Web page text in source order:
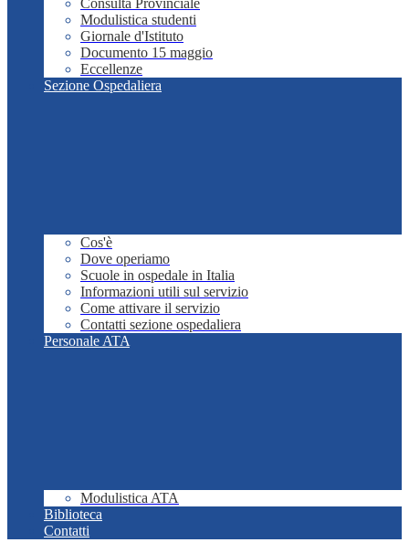
Consulta Provinciale
Modulistica studenti
Giornale d'Istituto
Documento 15 maggio
Eccellenze
Sezione Ospedaliera
Cos'è
Dove operiamo
Scuole in ospedale in Italia
Informazioni utili sul servizio
Come attivare il servizio
Contatti sezione ospedaliera
Personale ATA
Modulistica ATA
Biblioteca
Contatti